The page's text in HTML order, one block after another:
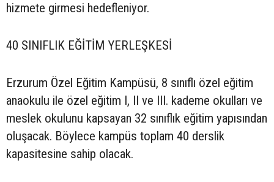
hizmete girmesi hedefleniyor.
40 SINIFLIK EĞİTİM YERLEŞKESİ
Erzurum Özel Eğitim Kampüsü, 8 sınıflı özel eğitim
anaokulu ile özel eğitim I, II ve III. kademe okulları ve
meslek okulunu kapsayan 32 sınıflık eğitim yapısından
oluşacak. Böylece kampüs toplam 40 derslik
kapasitesine sahip olacak.